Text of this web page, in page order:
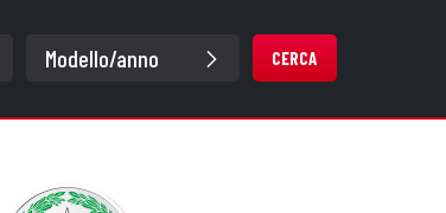
CERCA